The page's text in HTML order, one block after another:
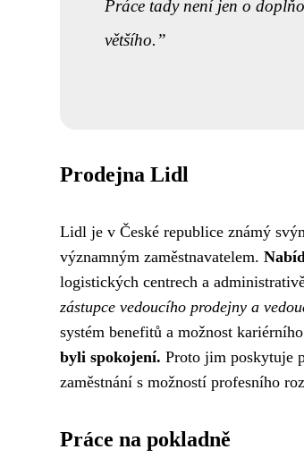
Práce tady není jen o
většího.
Prodejna Lidl
Lidl je v České republice známý
významným zaměstnavatelem.
logistických centrech a
zástupce vedoucího prodejny a
systém benefitů a možnost
byli spokojení. Proto jim poskytuje
zaměstnání s možností profesního
Práce na pokladně